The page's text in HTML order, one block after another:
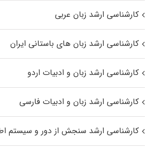
کارشناسی ارشد زبان عربی
کارشناسی ارشد زبان‌ های باستانی ایران
کارشناسی ارشد زبان و ادبیات اردو
کارشناسی ارشد زبان و ادبیات فارسی
کارشناسی ارشد سنجش از دور و سیستم